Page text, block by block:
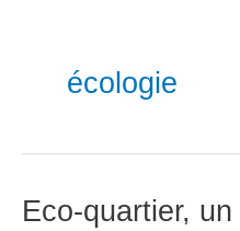
écologie
Eco-quartier,